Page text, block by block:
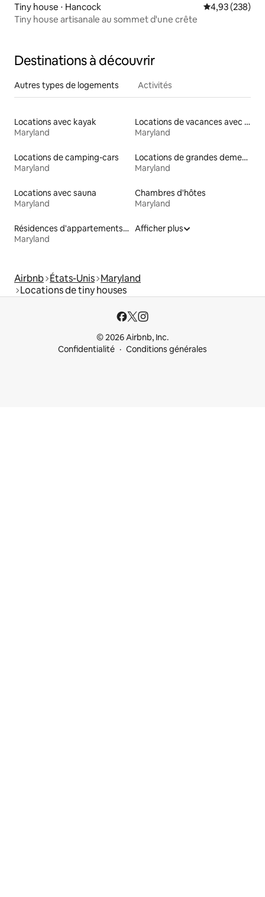
Tiny house ⋅ Hancock Évaluation
4,93 (238)
Tiny house artisanale au sommet d'une crête
Destinations à découvrir
Autres types de logements Activités
Locations avec kayak
Maryland
Locations de vacances avec piscine
Maryland
Locations de camping-cars
Maryland
Locations de grandes demeures
Maryland
Locations avec sauna
Maryland
Chambres d'hôtes
Maryland
Résidences d'appartements en location
Maryland
Afficher plus
Airbnb États-Unis Maryland
Locations de tiny houses
© 2026 Airbnb, Inc.
Confidentialité
Conditions générales